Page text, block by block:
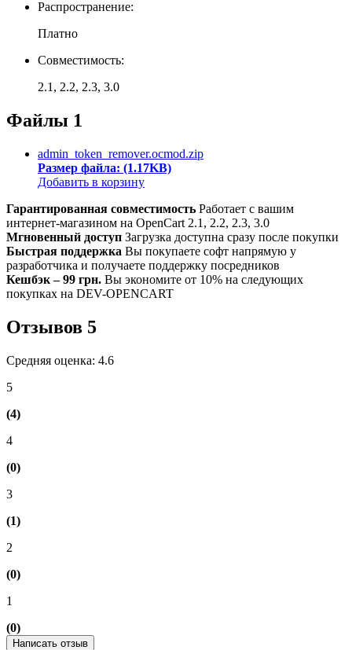
Распространение:
Платно
Совместимость:
2.1, 2.2, 2.3, 3.0
Файлы 1
admin_token_remover.ocmod.zip
Размер файла: (1.17KB)
Добавить в корзину
Гарантированная совместимость Работает с вашим
интернет-магазином на OpenCart 2.1, 2.2, 2.3, 3.0
Мгновенный доступ Загрузка доступна сразу после покупки
Быстрая поддержка Вы покупаете софт напрямую у
разработчика и получаете поддержку посредников
Кешбэк – 99 грн. Вы экономите от 10% на следующих
покупках на DEV-OPENCART
Отзывов 5
Средняя оценка: 4.6
5
(4)
4
(0)
3
(1)
2
(0)
1
(0)
Написать отзыв